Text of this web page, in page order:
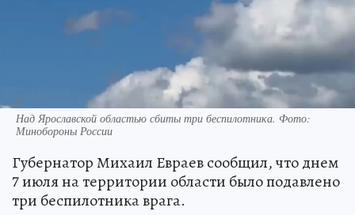
Над Ярославской областью сбиты три беспилотника. Фото:
Минобороны России
Губернатор Михаил Евраев сообщил, что днем
7 июля на территории области было подавлено
три беспилотника врага.